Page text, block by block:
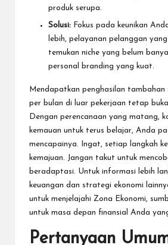
produk serupa.
Solusi: Fokus pada keunikan
lebih, pelayanan pelanggan
temukan niche yang belum
personal branding yang kuat.
Mendapatkan penghasilan tambahan
per bulan di luar pekerjaan tetap
Dengan perencanaan yang matang,
kemauan untuk terus belajar, Anda
mencapainya. Ingat, setiap langkah
kemajuan. Jangan takut untuk
beradaptasi. Untuk informasi lebih
keuangan dan strategi ekonomi
untuk menjelajahi Zona Ekonomi ,
untuk masa depan finansial Anda
Pertanyaan